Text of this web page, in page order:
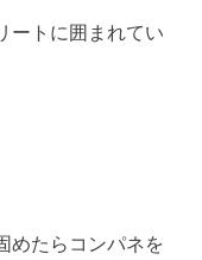
ートに囲まれてい
めたらコンパネを